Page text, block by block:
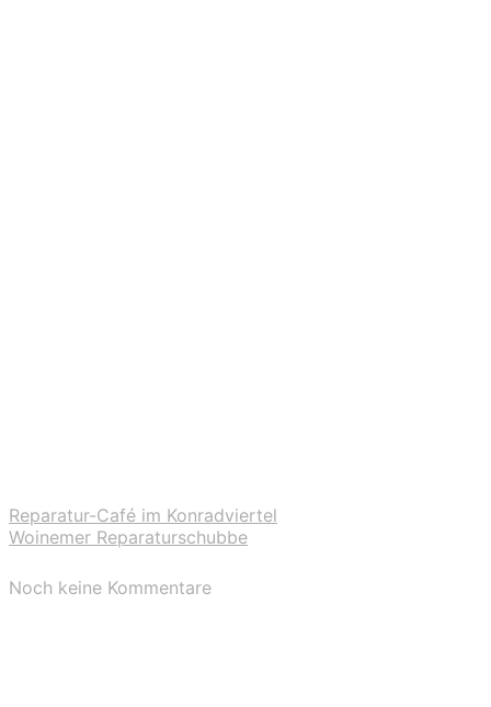
Reparatur-Café im Konradviertel
Woinemer Reparaturschubbe
Noch keine Kommentare